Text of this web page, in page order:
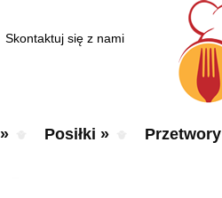
Skontaktuj się z nami
» Posiłki » Przetwory